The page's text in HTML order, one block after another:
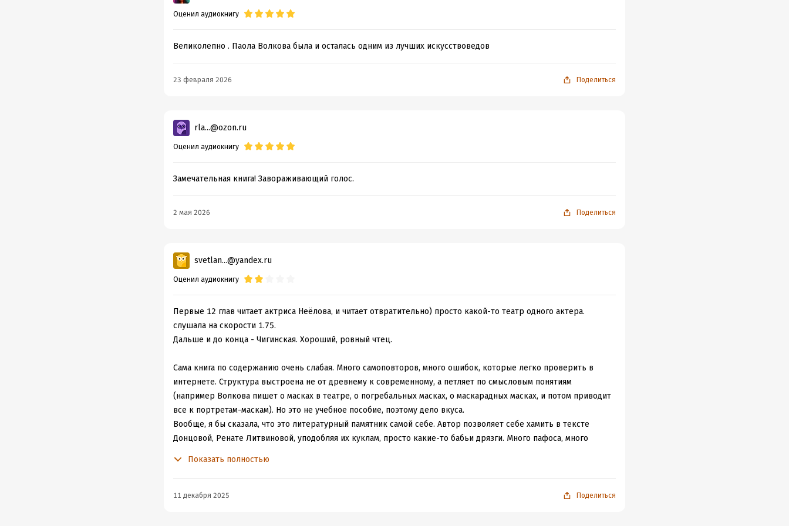
Оценил аудиокнигу
Великолепно . Паола Волкова была и осталась одним из лучших искусствоведов
23 февраля 2026 Поделиться
rla...@ozon.ru
Оценил аудиокнигу
Замечательная книга! Завораживающий голос.
2 мая 2026 Поделиться
svetlan...@yandex.ru
Оценил аудиокнигу
Первые 12 глав читает актриса Неёлова, и читает отвратительно) просто какой-то театр одного актера.
слушала на скорости 1.75.
Дальше и до конца - Чигинская. Хороший, ровный чтец.
Сама книга по содержанию очень слабая. Много самоповторов, много ошибок, которые легко проверить в
интернете. Структура выстроена не от древнему к современному, а петляет по смысловым понятиям
(например Волкова пишет о масках в театре, о погребальных масках, о маскарадных масках, и потом приводит
все к портретам-маскам). Но это не учебное пособие, поэтому дело вкуса.
Вообще, я бы сказала, что это литературный памятник самой себе. Автор позволяет себе хамить в тексте
Донцовой, Ренате Литвиновой, уподобляя их куклам, просто какие-то бабьи дрязги. Много пафоса, много
собирала по ним материал, из самого текста каких-то ясных знаний не получить.
Показать полностью
11 декабря 2025 Поделиться